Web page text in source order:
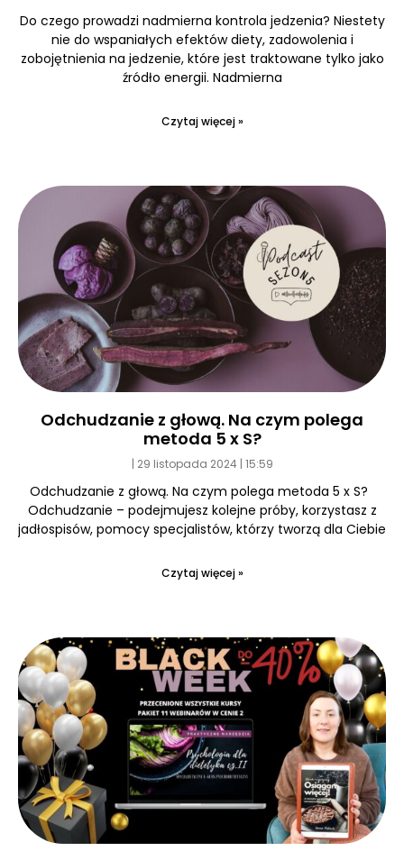
Do czego prowadzi nadmierna kontrola jedzenia? Niestety
nie do wspaniałych efektów diety, zadowolenia i
zobojętnienia na jedzenie, które jest traktowane tylko jako
źródło energii. Nadmierna
Czytaj więcej »
Odchudzanie z głową. Na czym polega
metoda 5 x S?
29 listopada 2024 15:59
Odchudzanie z głową. Na czym polega metoda 5 x S?
Odchudzanie – podejmujesz kolejne próby, korzystasz z
jadłospisów, pomocy specjalistów, którzy tworzą dla Ciebie
Czytaj więcej »